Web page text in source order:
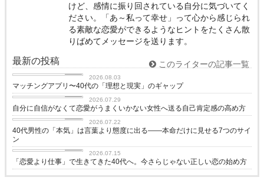
けど、感情に振り回されている自分に気づいてく
ださい。「あ～私って幸せ」って心から感じられ
る素敵な恋愛ができるようなヒントをたくさん散
りばめてメッセージを送ります。
最新の投稿 このライターの記事一覧
2026.08.03
マッチングアプリ〜40代の「理想と現実」のギャップ
love
2026.07.29
自分に自信がなくて恋愛がうまくいかない女性へ送る自己肯定感の高め方
love
2026.07.22
40代男性の「本気」は言葉より態度に出る——本命だけに見せる7つのサイ
ン
love
2026.07.15
「恋愛より仕事」で生きてきた40代へ。今さらじゃない正しい恋の始め方